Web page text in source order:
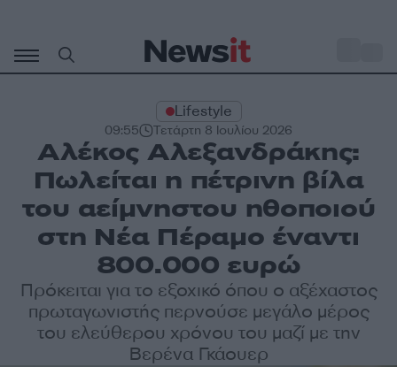
περιεχόμενο
Lifestyle
09:55 Τετάρτη 8 Ιουλίου 2026
Αλέκος Αλεξανδράκης:
Πωλείται η πέτρινη βίλα
του αείμνηστου ηθοποιού
στη Νέα Πέραμο έναντι
800.000 ευρώ
Πρόκειται για το εξοχικό όπου ο αξέχαστος
πρωταγωνιστής περνούσε μεγάλο μέρος
του ελεύθερου χρόνου του μαζί με την
Βερένα Γκάουερ